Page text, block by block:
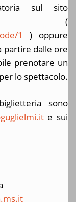
sul sito
1
) oppure
partire dalle ore
prenotare un
lo spettacolo.
sono
e sui